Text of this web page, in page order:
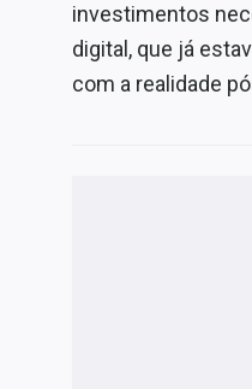
investimentos
digital, que já
com a realidade